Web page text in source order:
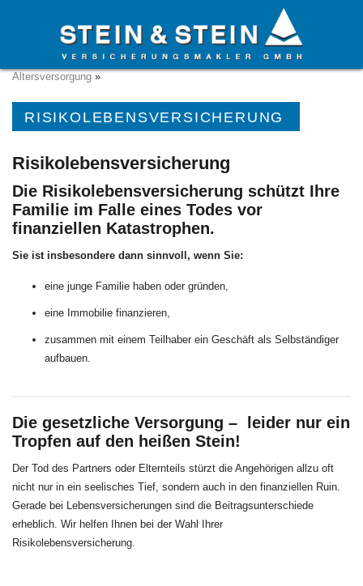
» Versicherungen»Private Versicherungen »
Altersversorgung »
RISIKOLEBENSVERSICHERUNG
Risikolebensversicherung
Die Risikolebensversicherung schützt Ihre
Familie im Falle eines Todes vor
finanziellen Katastrophen.
Sie ist insbesondere dann sinnvoll, wenn Sie:
eine junge Familie haben oder gründen,
eine Immobilie finanzieren,
zusammen mit einem Teilhaber ein Geschäft als Selbständiger
aufbauen.
Die gesetzliche Versorgung – leider nur ein
Tropfen auf den heißen Stein!
Der Tod des Partners oder Elternteils stürzt die Angehörigen allzu oft
nicht nur in ein seelisches Tief, sondern auch in den finanziellen Ruin.
Gerade bei Lebensversicherungen sind die Beitragsunterschiede
erheblich. Wir helfen Ihnen bei der Wahl Ihrer
Risikolebensversicherung.